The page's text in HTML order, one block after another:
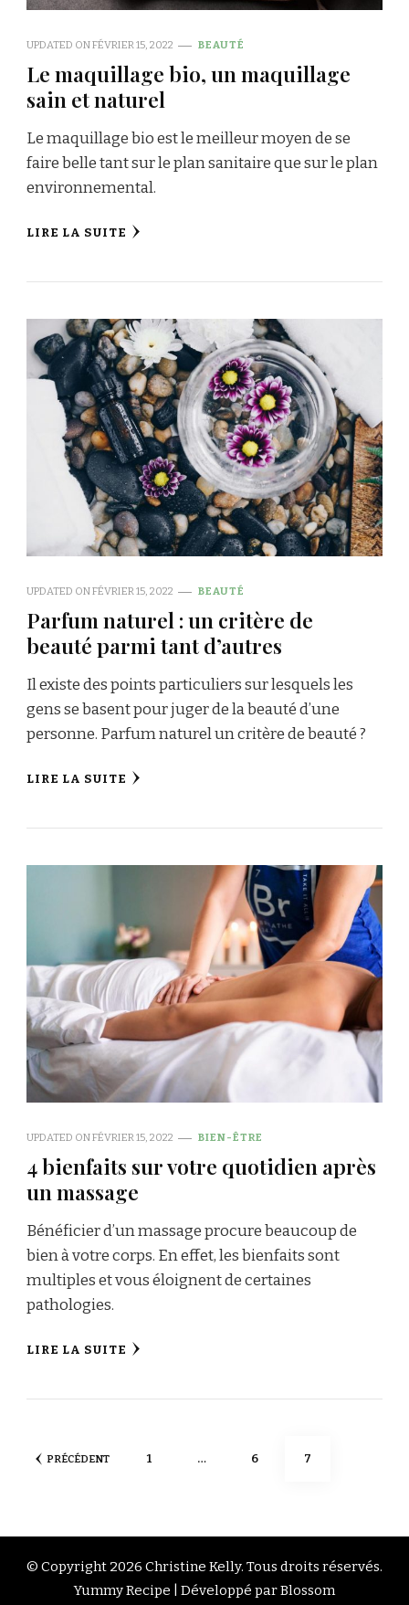
UPDATED ONFÉVRIER 15, 2022 BEAUTÉ
Le maquillage bio, un maquillage
sain et naturel
Le maquillage bio est le meilleur moyen de se
faire belle tant sur le plan sanitaire que sur le plan
environnemental.
LIRE LA SUITE
UPDATED ONFÉVRIER 15, 2022 BEAUTÉ
Parfum naturel : un critère de
beauté parmi tant d’autres
Il existe des points particuliers sur lesquels les
gens se basent pour juger de la beauté d’une
personne. Parfum naturel un critère de beauté ?
LIRE LA SUITE
UPDATED ONFÉVRIER 15, 2022 BIEN-ÊTRE
4 bienfaits sur votre quotidien après
un massage
Bénéficier d’un massage procure beaucoup de
bien à votre corps. En effet, les bienfaits sont
multiples et vous éloignent de certaines
pathologies.
LIRE LA SUITE
Navigation
PRÉCÉDENT PAGE
1 … PAGE
6 PAGE
7
© Copyright 2026 Christine Kelly. Tous droits réservés.
Yummy Recipe | Développé parBlossom